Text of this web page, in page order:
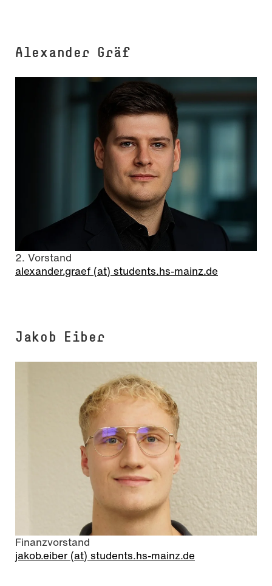
Alexander Gräf
2. Vorstand
alexander.graef (at) students.hs-mainz.de
Jakob Eiber
Finanzvorstand
jakob.eiber (at) students.hs-mainz.de